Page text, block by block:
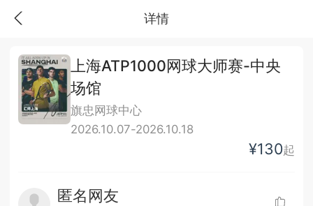
详情
上海ATP1000网球大师赛-中央
场馆
旗忠网球中心
2026.10.07-2026.10.18
¥130起
匿名网友